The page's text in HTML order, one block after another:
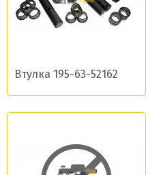
Втулка 195-63-52162